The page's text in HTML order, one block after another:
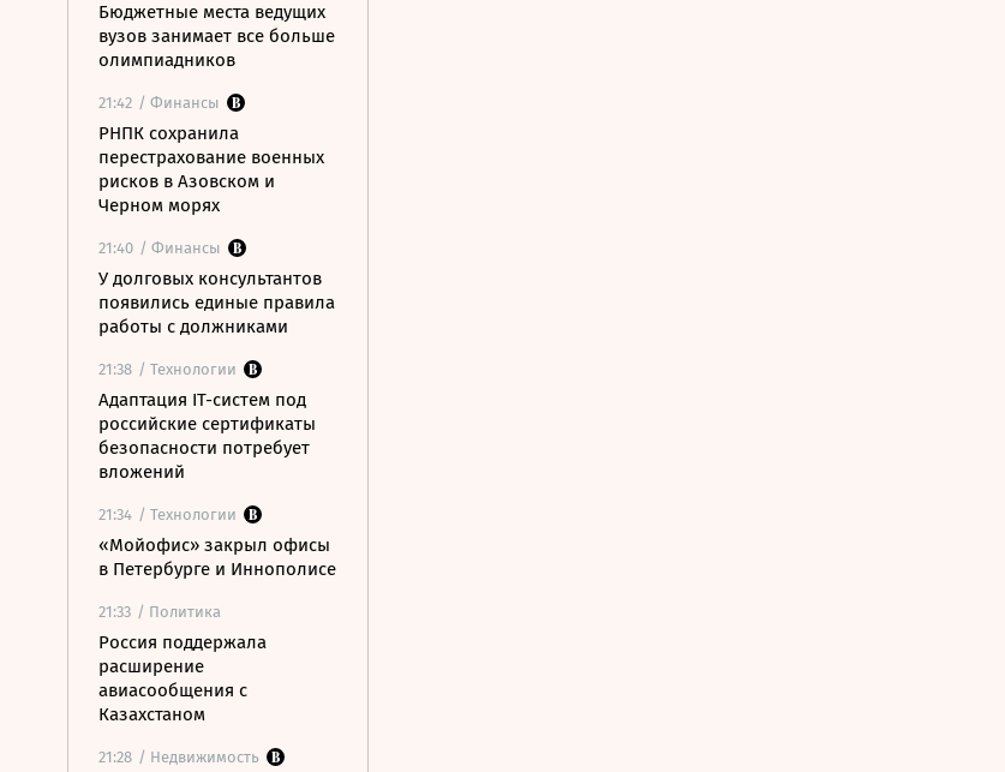
Бюджетные места ведущих
вузов занимает все больше
олимпиадников
21:42 / Финансы
РНПК сохранила
перестрахование военных
рисков в Азовском и
Черном морях
21:40 / Финансы
У долговых консультантов
появились единые правила
работы с должниками
21:38 / Технологии
Адаптация IT-систем под
российские сертификаты
безопасности потребует
вложений
21:34 / Технологии
«Мойофис» закрыл офисы
в Петербурге и Иннополисе
21:33 / Политика
Россия поддержала
расширение
авиасообщения с
Казахстаном
21:28 / Недвижимость